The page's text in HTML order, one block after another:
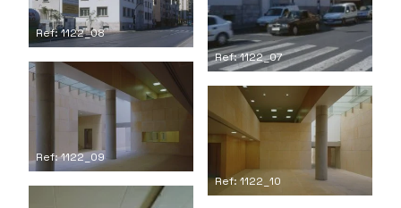
Ref: 1122_07
Ref: 1122_08
Ref: 1122_09
Ref: 1122_10